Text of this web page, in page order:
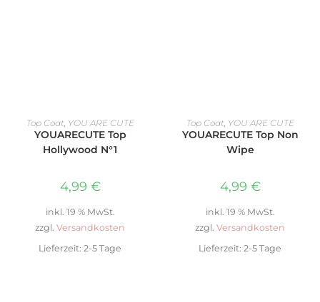
WEITERLESEN
Top Coat YOU ARE CUTE
YOUARECUTE Top
Hollywood N°1
4,99 €
inkl. 19 % MwSt.
zzgl. Versandkosten
Lieferzeit: 2-5 Tage
WEITERLESEN
Top Coat YOU ARE CUTE
YOUARECUTE Top Non
Wipe
4,99 €
inkl. 19 % MwSt.
zzgl. Versandkosten
Lieferzeit: 2-5 Tage